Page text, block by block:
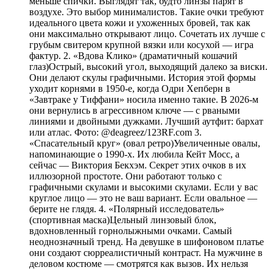
воздухе. Это выбор минималистов. Такие очки требуют
идеального цвета кожи и ухоженных бровей, так как
они максимально открывают лицо. Сочетать их лучше с
грубым свитером крупной вязки или косухой — игра
фактур. 2. «Вдова Клико» (драматичный кошачий
глаз)Острый, высокий угол, выходящий далеко за виски.
Они делают скулы графичными. История этой формы
уходит корнями в 1950-е, когда Одри Хепберн в
«Завтраке у Тиффани» носила именно такие. В 2026-м
они вернулись в агрессивном ключе — с рваными
линиями и двойными дужками. Лучший аутфит: бархат
или атлас. Фото: @deagreez/123RF.com 3.
«Спасательный круг» (овал ретро)Увеличенные овалы,
напоминающие о 1990-х. Их любила Кейт Мосс, а
сейчас — Виктория Бекхэм. Секрет этих очков в их
иллюзорной простоте. Они работают только с
графичными скулами и высокими скулами. Если у вас
круглое лицо — это не ваш вариант. Если овальное —
берите не глядя. 4. «Полярный исследователь»
(спортивная маска)Цельный линзовый блок,
вдохновленный горнолыжными очками. Самый
неоднозначный тренд. На девушке в шифоновом платье
они создают сюрреалистичный контраст. На мужчине в
деловом костюме — смотрятся как вызов. Их нельзя